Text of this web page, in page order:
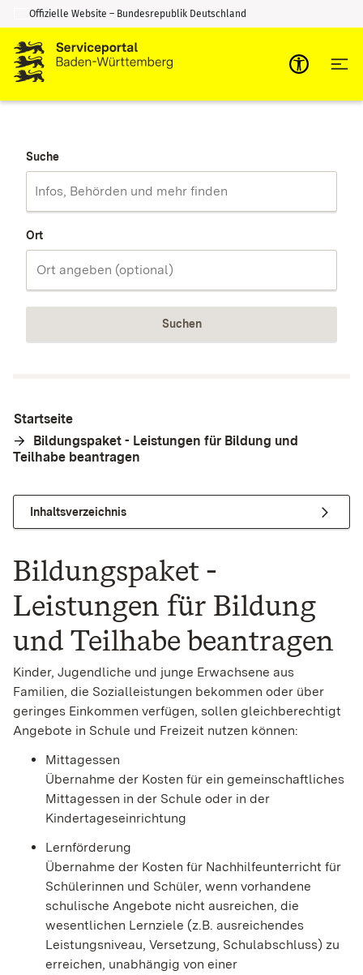
Zum Inhalt springen
Zur Suche springen
Offizielle Website – Bundesrepublik Deutschland
Suche
Ort
Suchen
Startseite
Bildungspaket - Leistungen für Bildung und
Teilhabe beantragen
Inhaltsverzeichnis
Bildungspaket -
Leistungen für Bildung
und Teilhabe beantragen
Kinder, Jugendliche und junge Erwachsene aus
Familien, die Sozialleistungen bekommen oder über
geringes Einkommen verfügen, sollen gleichberechtigt
Angebote in Schule und Freizeit nutzen können:
Mittagessen
Übernahme der Kosten für ein gemeinschaftliches
Mittagessen in der Schule oder in der
Kindertageseinrichtung
Lernförderung
Übernahme der Kosten für Nachhilfeunterricht für
Schülerinnen und Schüler, wenn vorhandene
schulische Angebote nicht ausreichen, die
wesentlichen Lernziele (z.B. ausreichendes
Leistungsniveau, Versetzung, Schulabschluss) zu
erreichen, unabhängig von einer